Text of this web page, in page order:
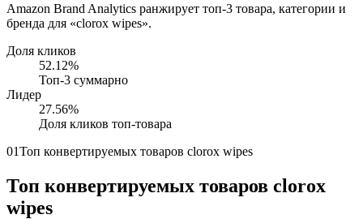
Amazon Brand Analytics ранжирует топ-3 товара, категории и
бренда для «clorox wipes».
Доля кликов
52.12%
Топ-3 суммарно
Лидер
27.56%
Доля кликов топ-товара
01Топ конвертируемых товаров clorox wipes
Топ конвертируемых товаров clorox
wipes